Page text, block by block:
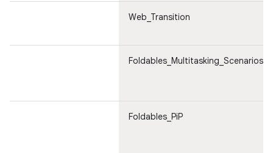
Web_Transition
Foldables_Multitasking_Scenarios
Foldables_PiP